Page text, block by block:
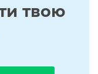
твою